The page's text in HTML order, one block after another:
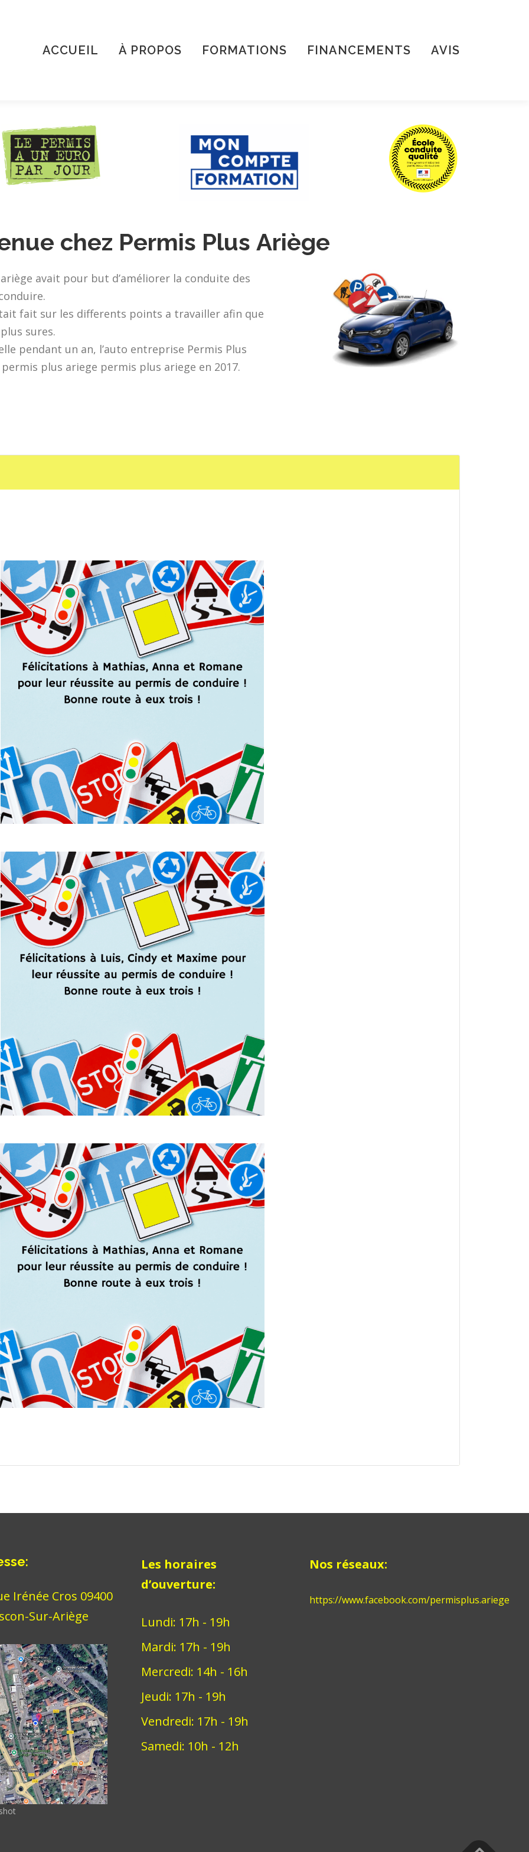
ACCUEIL À PROPOS FORMATIONS FINANCEMENTS AVIS
chez Permis Plus Ariège
avait pour but d’améliorer la conduite des
fait sur les differents points a travailler afin que
sures.
pendant un an, l’auto entreprise Permis Plus
plus ariege permis plus ariege en 2017.
:
Irénée Cros 09400
Sur-Ariège
Les horaires
d’ouverture:
Lundi: 17h - 19h
Mardi: 17h - 19h
Mercredi: 14h - 16h
Jeudi: 17h - 19h
Vendredi: 17h - 19h
Samedi: 10h - 12h
Nos réseaux:
https://www.facebook.com/permisplus.ariege